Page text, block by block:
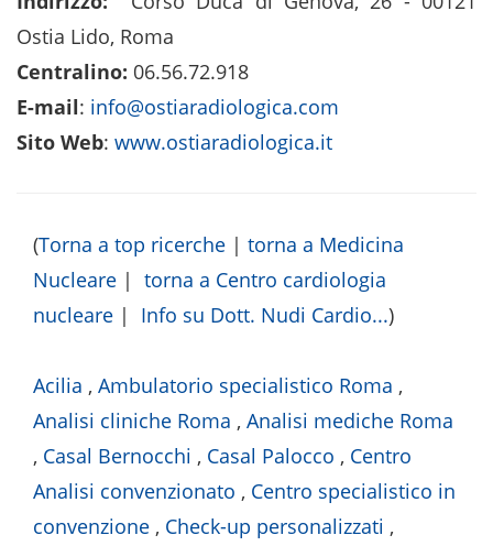
Ostia Lido, Roma
Centralino: 06.56.72.918
E-mail: info@ostiaradiologica.com
Sito Web: www.ostiaradiologica.it
(Torna a top ricerche | torna a Medicina
Nucleare | torna a Centro cardiologia
nucleare | Info su Dott. Nudi Cardio...)
Acilia , Ambulatorio specialistico Roma ,
Analisi cliniche Roma , Analisi mediche Roma
, Casal Bernocchi , Casal Palocco , Centro
Analisi convenzionato , Centro specialistico in
convenzione , Check-up personalizzati ,